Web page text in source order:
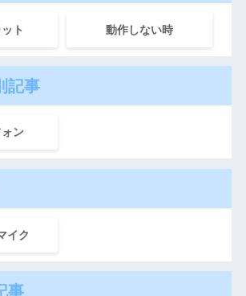
ト 動作しない時
記事
ン
イク
事